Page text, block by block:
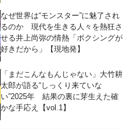
なぜ世界は“モンスター”に魅了され
るのか 現代を生きる人々を熱狂さ
せる井上尚弥の情熱「ボクシングが
好きだから」【現地発】
「まだこんなもんじゃない」大竹耕
太郎が語る“しっくり来ていな
い”2025年 結果の裏に芽生えた確
かな手応え【vol.1】